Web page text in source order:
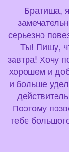
Братиша,
серьезно
Ты! Пишу,
завтра! Хочу
хорошем и
и больше
Поэтому
тебе